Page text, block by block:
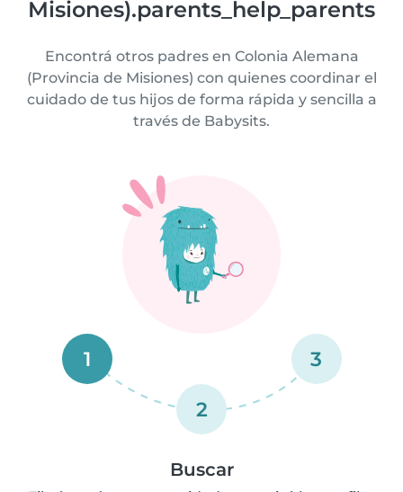
Misiones).parents_help_parents
Encontrá otros padres en Colonia Alemana
(Provincia de Misiones) con quienes coordinar el
cuidado de tus hijos de forma rápida y sencilla a
través de Babysits.
1
2
3
Buscar